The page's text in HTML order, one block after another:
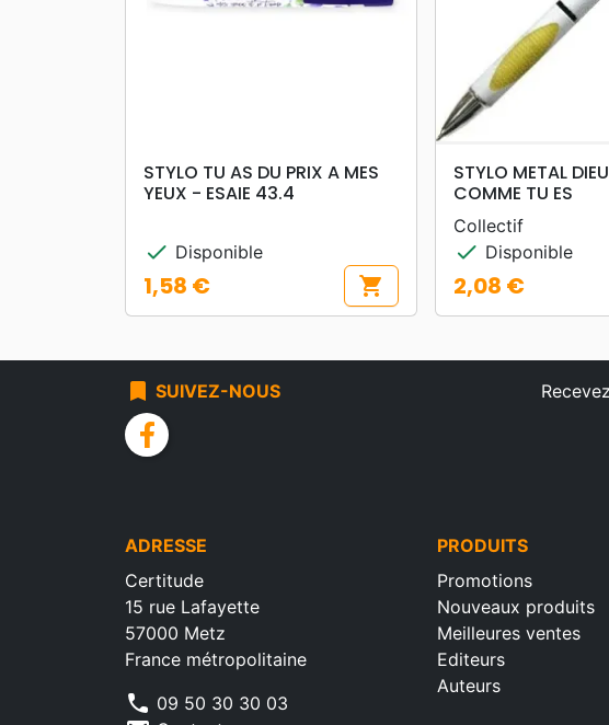
searchAPERÇU RAPIDE
STYLO TU AS DU PRIX A MES
YEUX - ESAIE 43.4
check Disponible
Prix
1,58 € shopping_cart
search APERÇU
STYLO METAL
COMME TU ES
Collectif
check Disponible
Prix
2,08 €
bookmark SUIVEZ-NOUS
facebook
ADRESSE
Certitude
15 rue Lafayette
57000 Metz
France métropolitaine
phone 09 50 30 30 03
PRODUITS
Promotions
Nouveaux produits
Meilleures ventes
Editeurs
Auteurs